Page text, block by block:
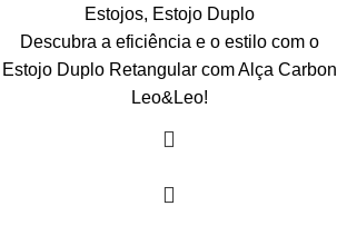
Estojos, Estojo Duplo
Descubra a eficiência e o estilo com o
Estojo Duplo Retangular com Alça Carbon
Leo&Leo!